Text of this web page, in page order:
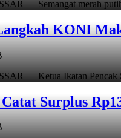
— Semangat merah
KONI
— Ketua Ikatan Pencak
Surplus